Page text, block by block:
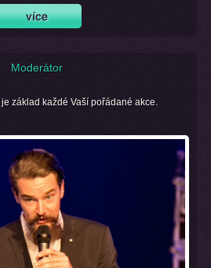
Moderátor
základ každé Vaší pořádané akce.